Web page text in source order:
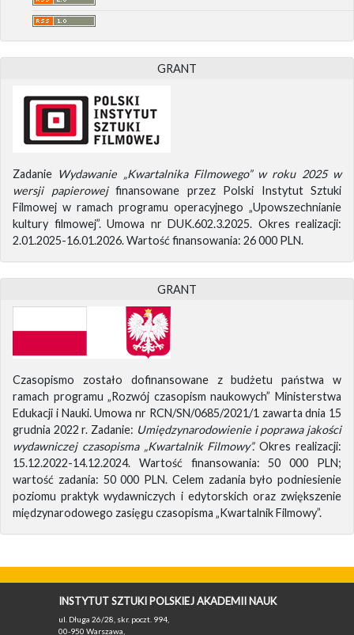
GRANT
Zadanie Wydawanie „Kwartalnika Filmowego” w roku 2025 w
wersji papierowejfinansowane przez Polski Instytut Sztuki
Filmowej w ramach programu operacyjnego „Upowszechnianie
kultury filmowej”. Umowa nr DUK.602.3.2025. Okres realizacji:
2.01.2025-16.01.2026. Wartość finansowania: 26 000 PLN.
GRANT
Czasopismo zostało dofinansowane z budżetu państwa w
ramach programu „Rozwój czasopism naukowych” Ministerstwa
Edukacji i Nauki. Umowa nr RCN/SN/0685/2021/1 zawarta dnia 15
grudnia 2022 r. Zadanie: Umiędzynarodowienie i poprawa jakości
wydawniczej czasopisma „Kwartalnik Filmowy”.Okres realizacji:
15.12.2022-14.12.2024. Wartość finansowania: 50 000 PLN;
wartość zadania: 50 000 PLN. Celem zadania było podniesienie
poziomu praktyk wydawniczych i edytorskich oraz zwiększenie
międzynarodowego zasięgu czasopisma „Kwartalnik Filmowy”.
INSTYTUT SZTUKI POLSKIEJ AKADEMII NAUK
ul. Długa 26/28, skr. poczt. 994,
00-950 Warszawa,